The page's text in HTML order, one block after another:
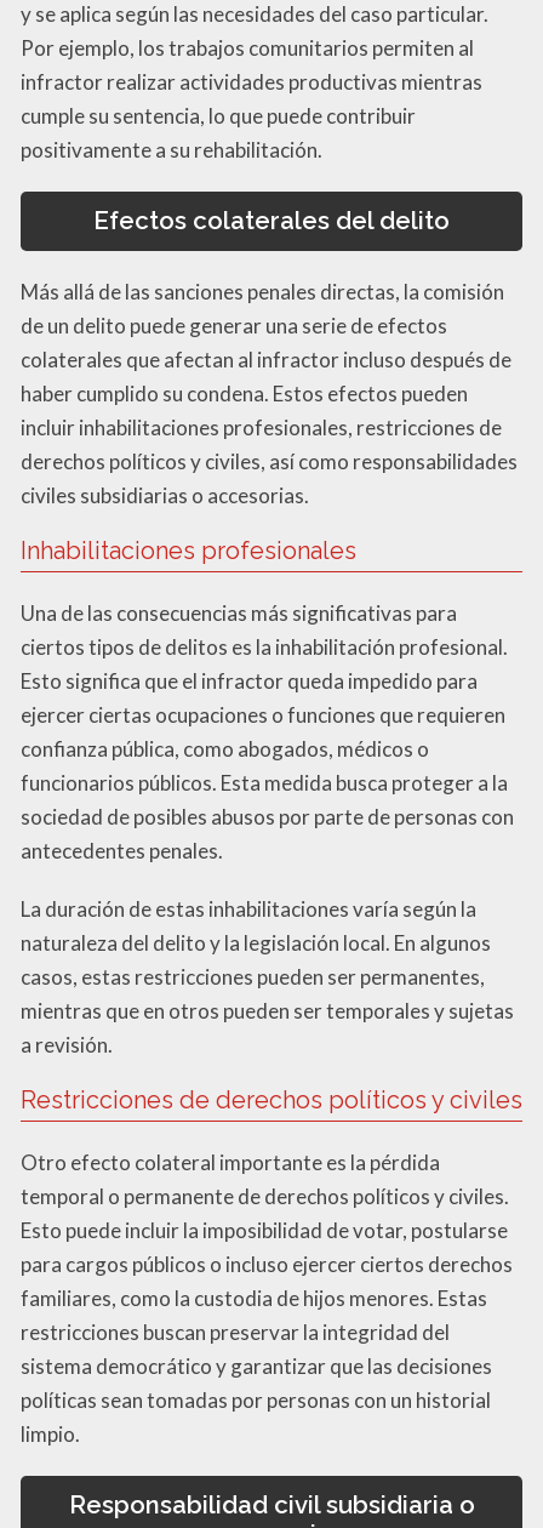
y se aplica según las necesidades del caso particular.
Por ejemplo, los trabajos comunitarios permiten al
infractor realizar actividades productivas mientras
cumple su sentencia, lo que puede contribuir
positivamente a su rehabilitación.
Efectos colaterales del delito
Más allá de las sanciones penales directas, la comisión
de un delito puede generar una serie de efectos
colaterales que afectan al infractor incluso después de
haber cumplido su condena. Estos efectos pueden
incluir inhabilitaciones profesionales, restricciones de
derechos políticos y civiles, así como responsabilidades
civiles subsidiarias o accesorias.
Inhabilitaciones profesionales
Una de las consecuencias más significativas para
ciertos tipos de delitos es la inhabilitación profesional.
Esto significa que el infractor queda impedido para
ejercer ciertas ocupaciones o funciones que requieren
confianza pública, como abogados, médicos o
funcionarios públicos. Esta medida busca proteger a la
sociedad de posibles abusos por parte de personas con
antecedentes penales.
La duración de estas inhabilitaciones varía según la
naturaleza del delito y la legislación local. En algunos
casos, estas restricciones pueden ser permanentes,
mientras que en otros pueden ser temporales y sujetas
a revisión.
Restricciones de derechos políticos y civiles
Otro efecto colateral importante es la pérdida
temporal o permanente de derechos políticos y civiles.
Esto puede incluir la imposibilidad de votar, postularse
para cargos públicos o incluso ejercer ciertos derechos
familiares, como la custodia de hijos menores. Estas
restricciones buscan preservar la integridad del
sistema democrático y garantizar que las decisiones
políticas sean tomadas por personas con un historial
limpio.
Responsabilidad civil subsidiaria o